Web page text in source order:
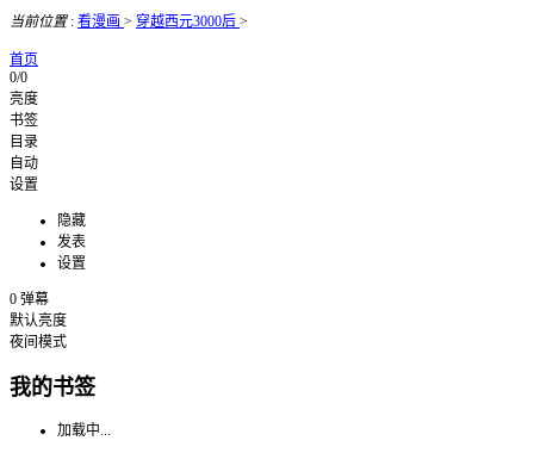
当前位置: 看漫画 > 穿越西元3000后 >
首页
0/0
亮度
书签
目录
自动
设置
隐藏
发表
设置
0 弹幕
默认亮度
夜间模式
我的书签
加载中...